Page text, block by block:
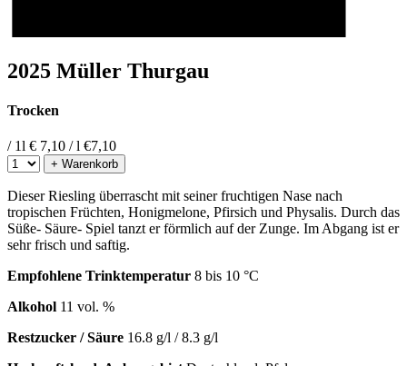
2025 Müller Thurgau
Trocken
/ 1l € 7,10 / l €7,10
+ Warenkorb
Dieser Riesling überrascht mit seiner fruchtigen Nase nach
tropischen Früchten, Honigmelone, Pfirsich und Physalis. Durch das
Süße- Säure- Spiel tanzt er förmlich auf der Zunge. Im Abgang ist er
sehr frisch und saftig.
Empfohlene Trinktemperatur 8 bis 10 °C
Alkohol 11 vol. %
Restzucker / Säure 16.8 g/l / 8.3 g/l